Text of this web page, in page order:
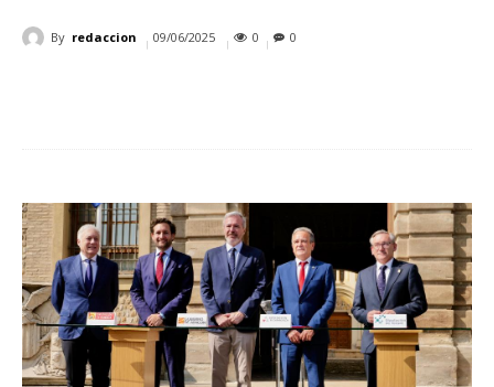
By redaccion 09/06/2025 0 0